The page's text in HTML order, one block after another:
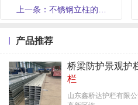
上一条：不锈钢立柱的…
产品推荐
桥梁防护景观护
栏
山东鑫桥达护栏有限